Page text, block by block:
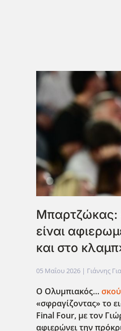
Μπαρτζώκας:
είναι
και στο
05 Μαΐου 2026 | Γιάννης
Ο Ολυμπιακός…
«σφραγίζοντας» το
Final Four, με τον
αφιερώνει την